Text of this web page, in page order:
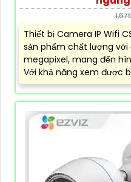
Thiết bị Camera IP Wifi
sản phẩm chất lượng với
megapixel, mang đến
Với khả năng xem được